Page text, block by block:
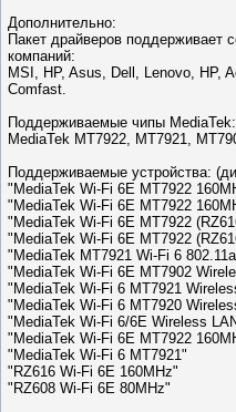
Дополнительно:
Пакет драйверов поддерживает
компаний:
MSI, HP, Asus, Dell, Lenovo, HP,
Comfast.
Поддерживаемые чипы MediaTek:
MediaTek MT7922, MT7921,
Поддерживаемые устройства:
"MediaTek Wi-Fi 6E MT7922
"MediaTek Wi-Fi 6E MT7922
"MediaTek Wi-Fi 6E MT7922
"MediaTek Wi-Fi 6E MT7922
"MediaTek MT7921 Wi-Fi 6
"MediaTek Wi-Fi 6E MT7902
"MediaTek Wi-Fi 6 MT7921
"MediaTek Wi-Fi 6 MT7920
"MediaTek Wi-Fi 6/6E Wireless
"MediaTek Wi-Fi 6E MT7922
"MediaTek Wi-Fi 6 MT7921"
"RZ616 Wi-Fi 6E 160MHz"
"RZ608 Wi-Fi 6E 80MHz"